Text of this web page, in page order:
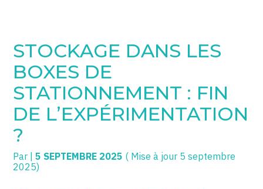
SOGECC – Noisy
SOGECC – République
SOGECC – Turbigo
COMMERÇANTS
GROUPE
SCI / LMNP
PROFESSIONS LIBÉRALES
HOLDING
Gérer votre quotidien
Piloter votre entreprise
Développer votre entreprise
Construire votre patrimoine
Être prêt pour la facturation
électronique
STOCKAGE DANS LES
BOXES DE
STATIONNEMENT : FIN
DE L’EXPÉRIMENTATION
?
Par |5 SEPTEMBRE 2025 ( Mise à jour 5 septembre
2025)